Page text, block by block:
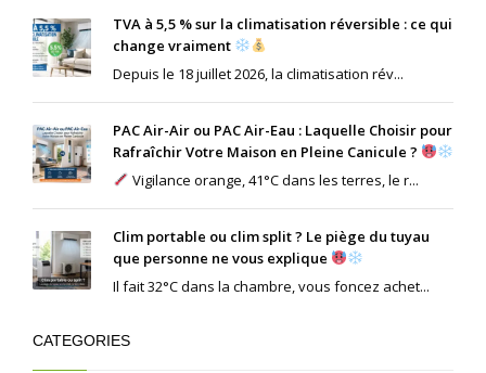
TVA à 5,5 % sur la climatisation réversible : ce qui
change vraiment
Depuis le 18 juillet 2026, la climatisation rév...
PAC Air-Air ou PAC Air-Eau : Laquelle Choisir pour
Rafraîchir Votre Maison en Pleine Canicule ?
Vigilance orange, 41°C dans les terres, le r...
Clim portable ou clim split ? Le piège du tuyau
que personne ne vous explique
Il fait 32°C dans la chambre, vous foncez achet...
CATEGORIES